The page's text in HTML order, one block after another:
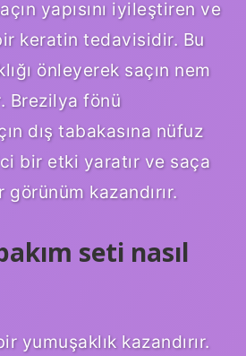
yapısını iyileştiren ve
keratin tedavisidir. Bu
önleyerek saçın nem
Brezilya fönü
dış tabakasına nüfuz
bir etki yaratır ve saça
görünüm kazandırır.
seti nasıl
yumuşaklık kazandırır.